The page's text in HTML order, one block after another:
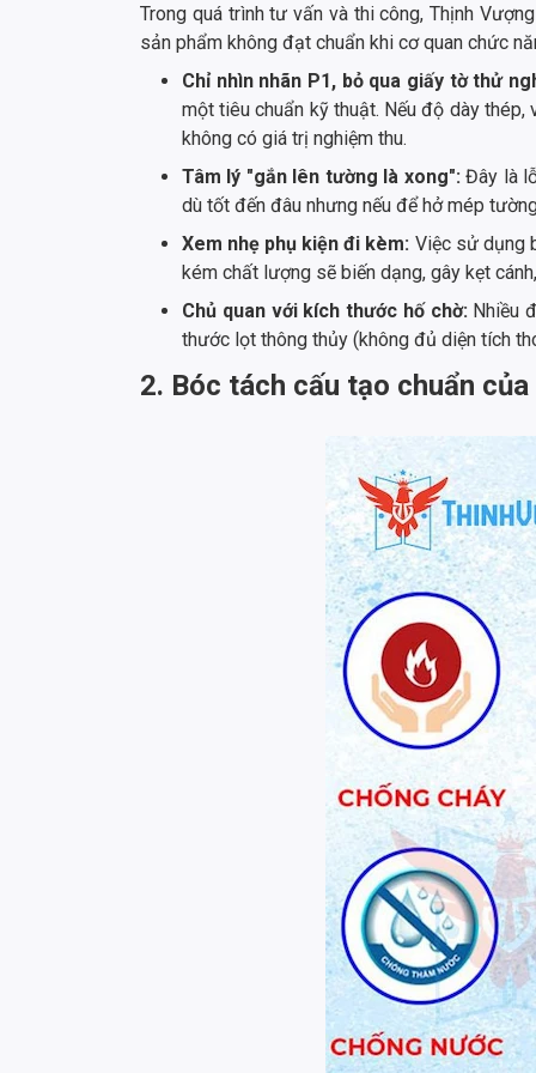
Trong quá trình tư vấn và thi công, Thịnh
sản phẩm không đạt chuẩn khi cơ quan chức
Chỉ nhìn nhãn P1, bỏ qua giấy tờ thử
một tiêu chuẩn kỹ thuật. Nếu độ dày
không có giá trị nghiệm thu.
Tâm lý "gắn lên tường là xong":Đây là
dù tốt đến đâu nhưng nếu để hở mép
Xem nhẹ phụ kiện đi kèm: Việc sử dụng
kém chất lượng sẽ biến dạng, gây kẹt
Chủ quan với kích thước hố chờ:Nhiều
thước lọt thông thủy (không đủ diện tích
2. Bóc tách cấu tạo chuẩn